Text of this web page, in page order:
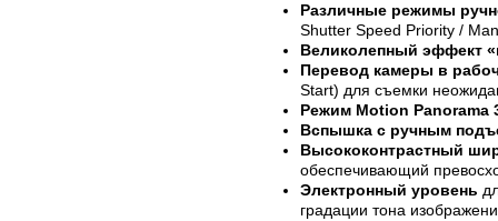
Различные режимы
Shutter Speed Priority /
Великолепный эффект
Перевод камеры в
Start) для съемки
Режим Motion Panorama
Вспышка с ручным
Высококонтрастный
обеспечивающий
Электронный уровень
градации тона